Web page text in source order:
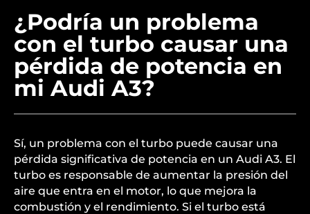
¿Podría un problema
con el turbo causar una
pérdida de potencia en
mi Audi A3?
Sí, un problema con el turbo puede causar una
pérdida significativa de potencia en un Audi A3. El
turbo es responsable de aumentar la presión del
aire que entra en el motor, lo que mejora la
combustión y el rendimiento. Si el turbo está